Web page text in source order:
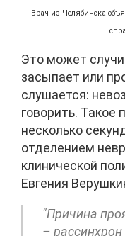
Врач из Челябинска
Это может
засыпает или
слушается:
говорить. Такое
несколько
отделением
клинической
Евгения
"Причина
–